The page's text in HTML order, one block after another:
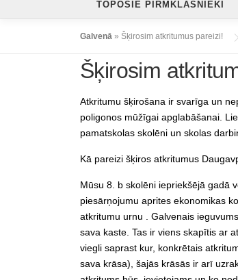
TOPOŠIE PIRMKLASNIEKI
Galvenā » Šķirosim atkritumus pareizi!
Šķirosim
Atkritumu šķirošana ir svarīga un
poligonos mūžīgai apglabāšanai.
pamatskolas skolēni un skolas
Kā pareizi šķiros atkritumus
Mūsu 8. b skolēni iepriekšējā gadā
piesārņojumu aprites ekonomikas
atkritumu urnu . Galvenais
sava kaste. Tas ir viens skapītis ar
viegli saprast kur, konkrētais
sava krāsa), šajās krāsās ir arī